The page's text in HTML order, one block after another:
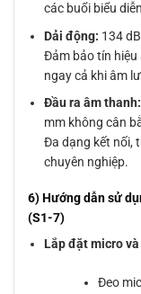
các buổi biểu
Dải động: 134 dB
Đảm bảo tín hiệu
ngay cả khi âm
Đầu ra âm thanh:
mm không cân
Đa dạng kết nối,
chuyên nghiệp.
6) Hướng dẫn sử
(S1-7)
Lắp đặt micro
Đeo